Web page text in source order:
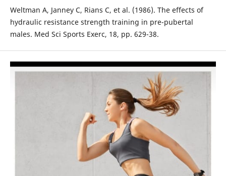
Weltman A, Janney C, Rians C, et al. (1986). The effects of
hydraulic resistance strength training in pre-pubertal
males. Med Sci Sports Exerc, 18, pp. 629-38.